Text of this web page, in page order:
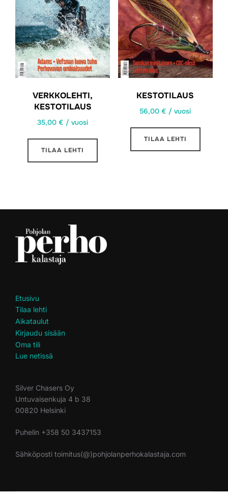
VERKKOLEHTI,
KESTOTILAUS
35,00€ / vuosi
TILAA LEHTI
KESTOTILAUS
56,00€ / vuosi
TILAA LEHTI
Etusivu
Tilaa lehti
Aikataulut
Kirjaudu sisään
Oma tili
Lue netissä
Silver Chasers Oy
Untuvaisenkuja 4 b 38
00820 Helsinki
Puhelin +358 50 3437153
Sähköposti toimitus(@)pohjolanperhokalastaja.com